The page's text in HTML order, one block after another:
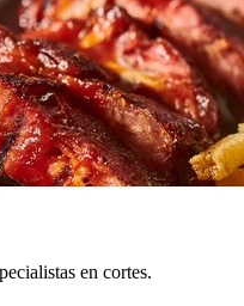
en cortes.